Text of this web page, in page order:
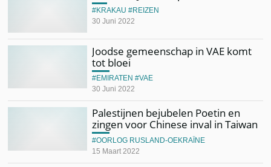
30 Juni 2022
KRAKAU REIZEN
Joodse gemeenschap in VAE komt
tot bloei
30 Juni 2022
EMIRATEN VAE
Palestijnen bejubelen Poetin en
zingen voor Chinese inval in Taiwan
15 Maart 2022
OORLOG RUSLAND-OEKRAÏNE